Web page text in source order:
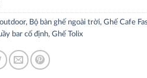
, Bộ bàn ghế ngoài trời, Ghế Cafe
bar cố định, Ghế Tolix